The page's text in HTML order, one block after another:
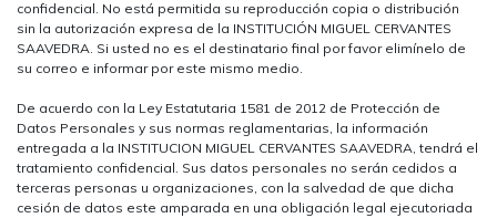
confidencial. No está permitida su reproducción copia o distribución
sin la autorización expresa de la INSTITUCIÓN MIGUEL CERVANTES
SAAVEDRA. Si usted no es el destinatario final por favor elimínelo de
su correo e informar por este mismo medio.
De acuerdo con la Ley Estatutaria 1581 de 2012 de Protección de
Datos Personales y sus normas reglamentarias, la información
entregada a la INSTITUCION MIGUEL CERVANTES SAAVEDRA, tendrá el
tratamiento confidencial. Sus datos personales no serán cedidos a
terceras personas u organizaciones, con la salvedad de que dicha
cesión de datos este amparada en una obligación legal ejecutoriada